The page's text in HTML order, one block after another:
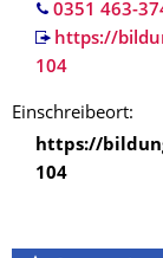
https://
104
Einschreibeort:
https://
104